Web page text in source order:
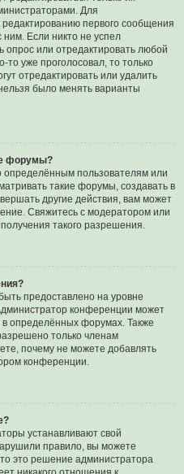
Для
первого сообщения
ним. Если никто не успел
опрос или отредактировать любой
то уже проголосовал, то только
отредактировать или удалить
было менять варианты
форумы?
пользователям или
такие форумы, создавать в
другие действия, вам может
Свяжитесь с модератором или
такого разрешения.
предоставлено на уровне
конференции может
определённых форумах. Также
только членам
почему не можете добавлять
конференции.
устанавливают свой
правило, вы можете
это решение администратора